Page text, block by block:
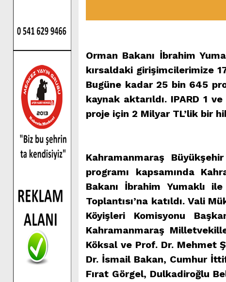
Orman Bakanı İbrahim
kırsaldaki girişimcilerimize
Bugüne kadar 25 bin 645
kaynak aktarıldı. IPARD 1
proje için 2 Milyar TL’lik bir
Kahramanmaraş
programı kapsamında
Bakanı İbrahim Yumaklı
Toplantısı’na katıldı. Vali
Köyişleri Komisyonu
Kahramanmaraş
Köksal ve Prof. Dr. Mehmet
Dr. İsmail Bakan, Cumhur
Fırat Görgel, Dulkadiroğlu